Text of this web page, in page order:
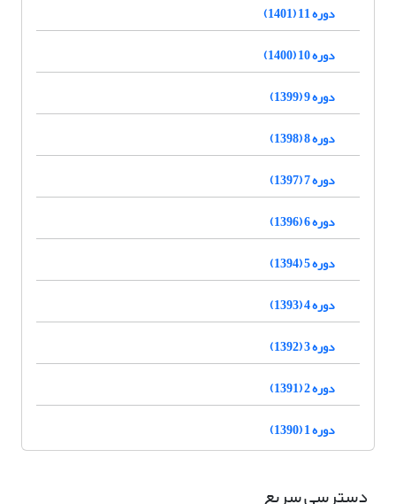
دوره 11 (1401)
دوره 10 (1400)
دوره 9 (1399)
دوره 8 (1398)
دوره 7 (1397)
دوره 6 (1396)
دوره 5 (1394)
دوره 4 (1393)
دوره 3 (1392)
دوره 2 (1391)
دوره 1 (1390)
دسترسی سریع